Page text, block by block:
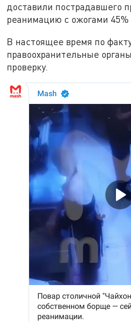
доставили пострадавшего
реанимацию с ожогами 45%
В настоящее время по
правоохранительные
проверку.